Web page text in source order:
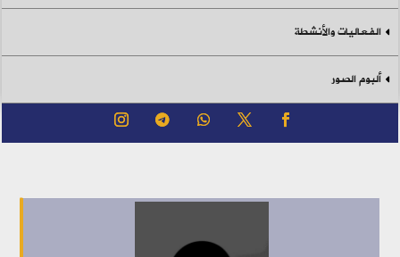
الفعاليات والأنشطة
ألبوم الصور